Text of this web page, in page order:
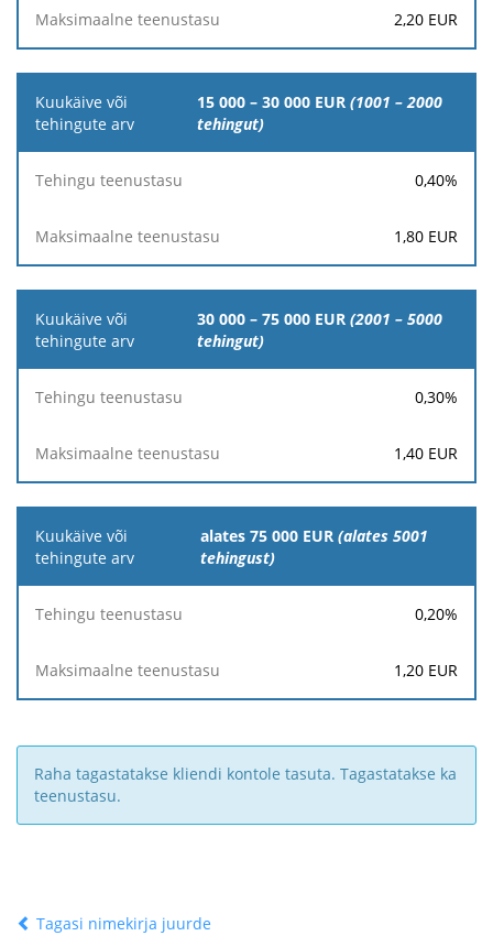
2,20 EUR
15 000 – 30 000 EUR (1001 – 2000
tehingut)
0,40%
1,80 EUR
30 000 – 75 000 EUR (2001 – 5000
tehingut)
0,30%
1,40 EUR
alates 75 000 EUR (alates 5001
tehingust)
0,20%
1,20 EUR
Raha tagastatakse kliendi kontole tasuta. Tagastatakse ka
teenustasu.
Tagasi nimekirja juurde